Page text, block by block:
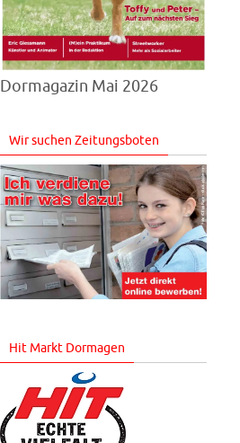
Dormagazin Mai 2026
Wir suchen Zeitungsboten
Hit Markt Dormagen